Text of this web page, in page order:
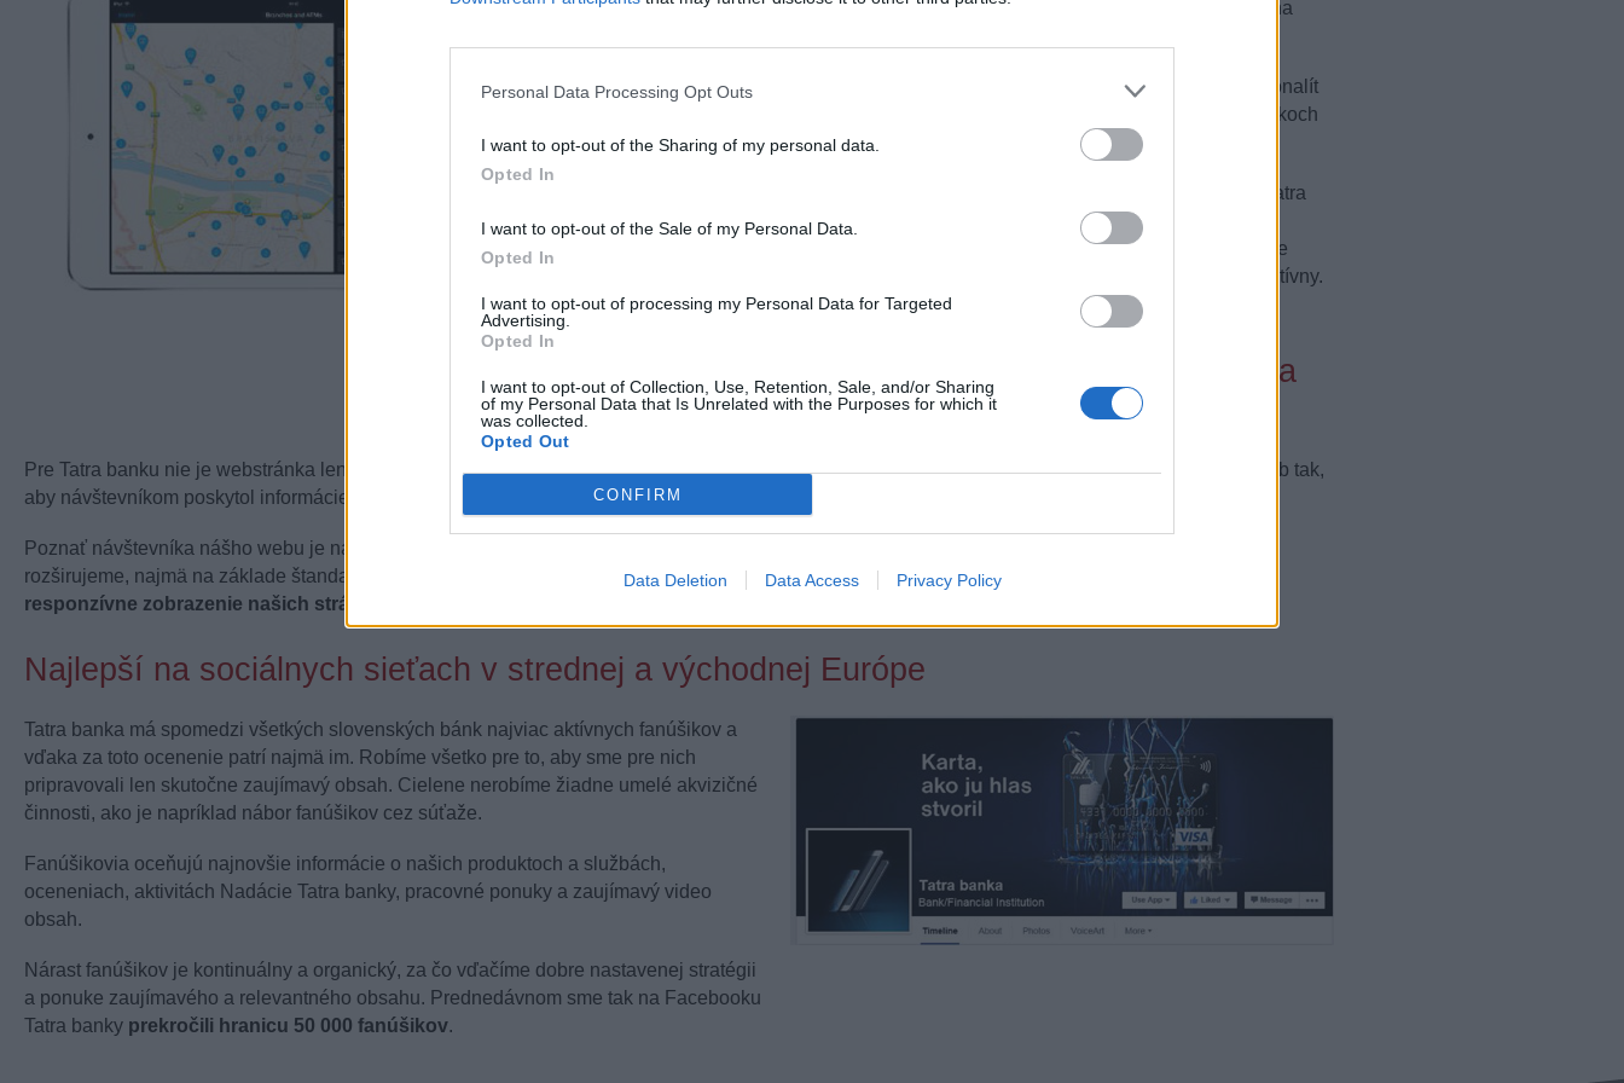
Personal Data Processing Opt Outs
I want to opt-out of the Sharing of my personal data.
Opted In
I want to opt-out of the Sale of my Personal Data.
Opted In
I want to opt-out of processing my Personal Data for Targeted
Advertising.
Opted In
I want to opt-out of Collection, Use, Retention, Sale, and/or Sharing
of my Personal Data that Is Unrelated with the Purposes for which it
was collected.
Opted Out
CONFIRM
Data Deletion Data Access Privacy Policy
výraznými zmenami. Najvýznamnejšou bol redizajn aplikácie a upgrade na
Vďaka nej môžu klienti Tatra banky používať množstvo užitočných funkcionalít
aplikácie pohodlne vo svojom tablete či sledovať prehľad o svojich výdavkoch
graficky znázornený v službe Spending reportTB.
Široká verejnosť určite tiež postrehla výnimočnú funkcionalitu aplikácie Tatra
banka - výber z bankomatu mobilom. Podľa prieskumu ide o jednu z
najobľúbenejších služieb Tatra banky, pričom až 90 % užívateľov považuje
za výnimočný a 99 % ho označilo za inovatívny.
Oceňujú najmä parametre, ako sú rýchlosť, jednoduchosť a bezpečnosť.
Najlepší dizajn webovej stránky v strednej a
východnej Európe
Pre Tatra banku nie je webstránka len webová výkladná skriňa produktov. Dizajn webu je najmä o jednoduchom používaní. Snažíme sa rozvíjať web tak,
aby návštevníkom poskytol informácie a služby, ktoré mu šetria čas.
Poznať návštevníka nášho webu je najdôležitejší predpoklad správneho rozvoja bankového webu. Neustále si tieto poznatky aktualizujeme a
rozširujeme, najmä na základe štandardných webových analytických nástrojov. Aj na základe toho sme akoprvá banka na Slovensku ponúkla
responzívne zobrazenie našich stránok na mobilných zariadeniach
Najlepší na sociálnych sieťach v strednej a východnej Európe
Tatra banka má spomedzi všetkých slovenských bánk najviac aktívnych fanúšikov a
vďaka za toto ocenenie patrí najmä im. Robíme všetko pre to, aby sme pre nich
pripravovali len skutočne zaujímavý obsah. Cielene nerobíme žiadne umelé akvizičné
činnosti, ako je napríklad nábor fanúšikov cez súťaže.
Fanúšikovia oceňujú najnovšie informácie o našich produktoch a službách,
oceneniach, aktivitách Nadácie Tatra banky, pracovné ponuky a zaujímavý video
obsah.
Nárast fanúšikov je kontinuálny a organický, za čo vďačíme dobre nastavenej stratégii
a ponuke zaujímavého a relevantného obsahu. Prednedávnom sme tak na Facebooku
Tatra banky prekročili hranicu 50 000 fanúšikov.